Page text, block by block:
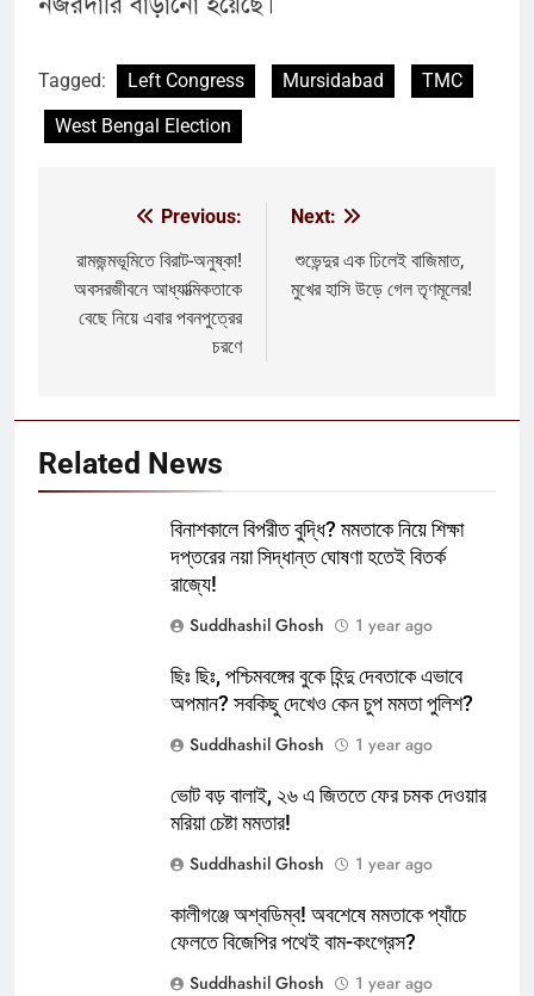
Tagged: Left Congress Mursidabad
TMC
West Bengal Election
navigation
Previous:
রামজন্মভূমিতে বিরাট-অনুষ্কা!
অবসরজীবনে আধ্যাত্মিকতাকে
বেছে নিয়ে এবার পবনপুত্রের
চরণে
Next:
শুভেন্দুর এক ঢিলেই বাজিমাত,
মুখের হাসি উড়ে গেল তৃণমূলের!
Related News
বিনাশকালে বিপরীত বুদ্ধি? মমতাকে নিয়ে শিক্ষা
দপ্তরের নয়া সিদ্ধান্ত ঘোষণা হতেই বিতর্ক
রাজ্যে!
Suddhashil Ghosh
1 year ago
ছিঃ ছিঃ, পশ্চিমবঙ্গের বুকে হিন্দু দেবতাকে এভাবে
অপমান? সবকিছু দেখেও কেন চুপ মমতা পুলিশ?
Suddhashil Ghosh
1 year ago
ভোট বড় বালাই, ২৬ এ জিততে ফের চমক দেওয়ার
মরিয়া চেষ্টা মমতার!
Suddhashil Ghosh
1 year ago
কালীগঞ্জে অশ্বডিম্ব! অবশেষে মমতাকে প্যাঁচে
ফেলতে বিজেপির পথেই বাম-কংগ্রেস?
Suddhashil Ghosh
1 year ago